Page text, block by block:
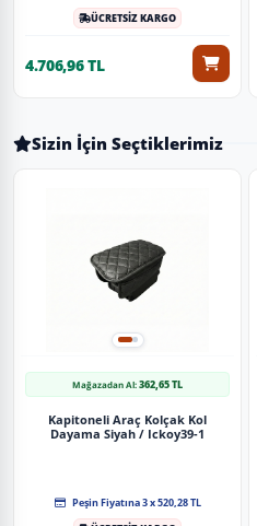
ÜCRETSİZ KARGO
4.706,96 TL
Sizin İçin Seçtiklerimiz
Mağazadan Al:362,65 TL
Kapitoneli Araç Kolçak Kol
Dayama Siyah / Ickoy39-1
Peşin Fiyatına 3 x 520,28 TL